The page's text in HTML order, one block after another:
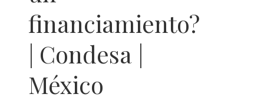
financiamiento?
| Condesa |
México